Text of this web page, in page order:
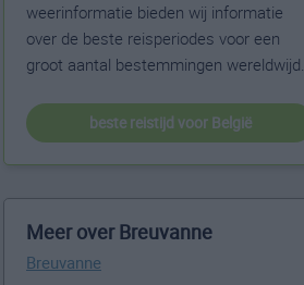
weerinformatie bieden wij informatie
over de beste reisperiodes voor een
groot aantal bestemmingen wereldwijd.
beste reistijd voor België
Meer over Breuvanne
Breuvanne